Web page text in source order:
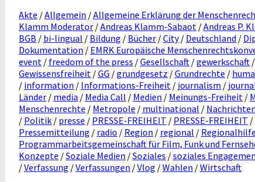
Akte /Allgemein /Allgemeine Erklärung der
Klamm Moderator /Andreas Klamm-Sabaot /Andreas P.
BGB / bi-lingual / Bildung / Bücher /City/ Deutschland /
Dokumentation / EMRK Europäische
event / freedom of the press /Gesellschaft /gewerkschaft /
Gewissensfreiheit /GG /grundgesetz /Grundrechte /
/ information / Informations-Freiheit / journalism /
Länder / media / Media Call / Medien / Meinungs-Freiheit /
Menschenrechte / Metropole / multinational / Nachrichten
/ Politik / presse / PRESSE-FREIHEIT / PRESSE-FREIHEIT /
Pressemitteilung / radio / Region / regional /
Programmarbeitsgemeinschaft für Film, Funk und
Konzepte /Soziale Medien /Soziales /soziales
/Verfassung /Verfassungen /Vlog /Wahlen /Wirtschaft